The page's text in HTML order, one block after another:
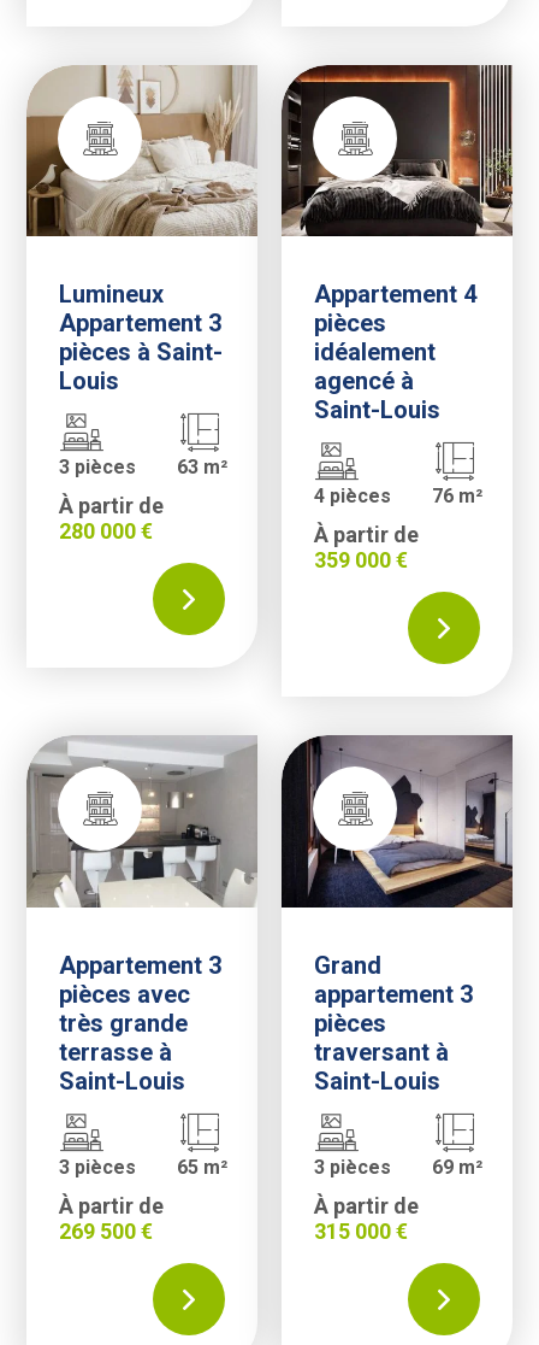
Lumineux
Appartement 3
pièces à Saint-
Louis
3 pièces 63 m²
À partir de
280 000 €
Appartement 4
pièces
idéalement
agencé à
Saint-Louis
4 pièces 76 m²
À partir de
359 000 €
Appartement 3
pièces avec
très grande
terrasse à
Saint-Louis
3 pièces 65 m²
À partir de
269 500 €
Grand
appartement 3
pièces
traversant à
Saint-Louis
3 pièces 69 m²
À partir de
315 000 €